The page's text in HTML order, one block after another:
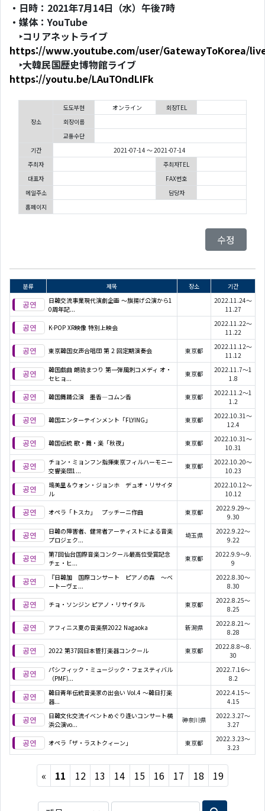
・日時：2021年7月14日（水）午後7時
・媒体：YouTube
‣コリアネットライブ
https://www.youtube.com/user/GatewayToKorea/
‣大韓民国歴史博物館ライブ
https://youtu.be/LAuTOndLIFk
장소
도도부현 オンライン
회장TEL
회장이름
교통수단
기간
2021-07-14 ～ 2021-07-14
주최자
주최자TEL
대표자
FAX번호
메일주소
담당자
홈페이지
수정
분류 제목 장소
기간
日韓交流事業現代演劇企画 ～旗揚げ公演から1
0周年記...
2022.11.24～
11.27
K-POP XR映像 特別上映会
2022.11.22～
11.22
東京韓国女声合唱団 第 2 回定期演奏会 東京都
2022.11.12～
11.12
韓国戯曲 朗読まつり 第一弾風刺コメディ オ・
セヒョ...
東京都
2022.11.7～1
1.8
韓国舞踊公演 墨香―コムン香 東京都
2022.11.2～1
1.2
韓国エンターテインメント「FLYING」 東京都
2022.10.31～
12.4
韓国伝統 歌・舞・楽「秋夜」 東京都
2022.10.31～
10.31
チョン・ミョンフン指揮東京フィルハーモニー
交響楽団1...
東京都
2022.10.20～
10.23
塙美里＆ウォン・ジョンホ デュオ・リサイタ
ル
2022.10.12～
10.12
オペラ「トスカ」 プッチーニ作曲 東京都
2022.9.29～
9.30
日韓の障害者、健常者アーティストによる音楽
プロジェク...
埼玉県
2022.9.22～
9.22
第7回仙台国際音楽コンクール最高位受賞記念
チェ・ヒ...
東京都
2022.9.9～9.
9
『日韓加 国際コンサート ピアノの森 ～ベ
ートーヴェ...
2022.8.30～
8.30
チョ・ソンジン ピアノ・リサイタル 東京都
2022.8.25～
8.25
アフィニス夏の音楽祭2022 Nagaoka 新潟県
2022.8.21～
8.28
2022 第37回日本管打楽器コンクール 東京都
2022.8.8～8.
30
パシフィック・ミュージック・フェスティバル
（PMF)...
2022.7.16～
8.2
韓日青年伝統音楽家の出会い Vol.4 ～韓日打楽
器...
2022.4.15～
4.15
日韓文化交流イベントめぐり逢いコンサート横
浜公演vo...
神奈川県
2022.3.27～
3.27
オペラ「ザ・ラストクィーン」 東京都
2022.3.23～
3.23
«Previous
11 12 13 14 15 16 17 18 19